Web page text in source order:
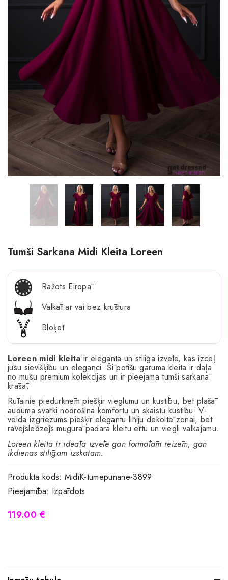
Tumši Sarkana Midi Kleita Loreen
Ražots Eiropā
Valkāt ar vai bez krūštura
Bloķēt
Loreen midi kleita ir eleganta un stilīga izvēle, kas izceļ
jūsu sievišķību un eleganci. Šī potīšu garuma kleita ir daļa
no mūsu premium kolekcijas un ir pieejama tumši sarkanā
krāsā.
Rūtainie piedurknēm piešķir vieglumu un kustību, bet plašā
auduma svārki nodrošina komfortu un skaistu kustību. V-
veida izgriezums piešķir elegantu līniju dekoltē zonai, bet
rāvējslēdzējs mugurā padara kleitu ērtu un viegli valkājamu.
Loreen kleita ir ideāla izvēle gan formālām reizēm, gan
ikdienas stilīgam izskatam.
Produkta kods: MidiK-tumepunane-3899
Pieejamība: Izpārdots
119.00 €